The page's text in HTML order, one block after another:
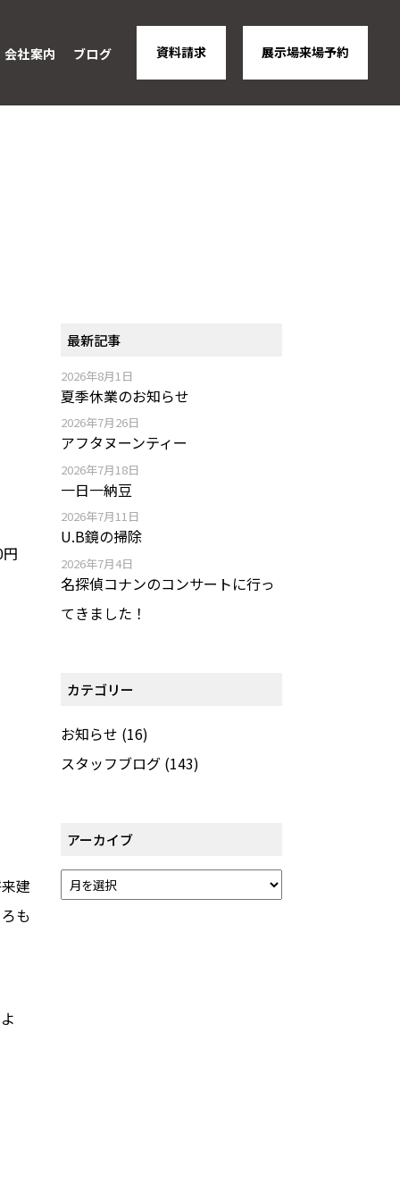
会社案内 ブログ 資料請求 展示場来場予約
建
も
最新記事
夏季休業のお知らせ
2026年8月1日
アフタヌーンティー
2026年7月26日
一日一納豆
2026年7月18日
U.B鏡の掃除
2026年7月11日
名探偵コナンのコンサートに行っ
てきました！
2026年7月4日
カテゴリー
お知らせ (16)
スタッフブログ(143)
アーカイブ